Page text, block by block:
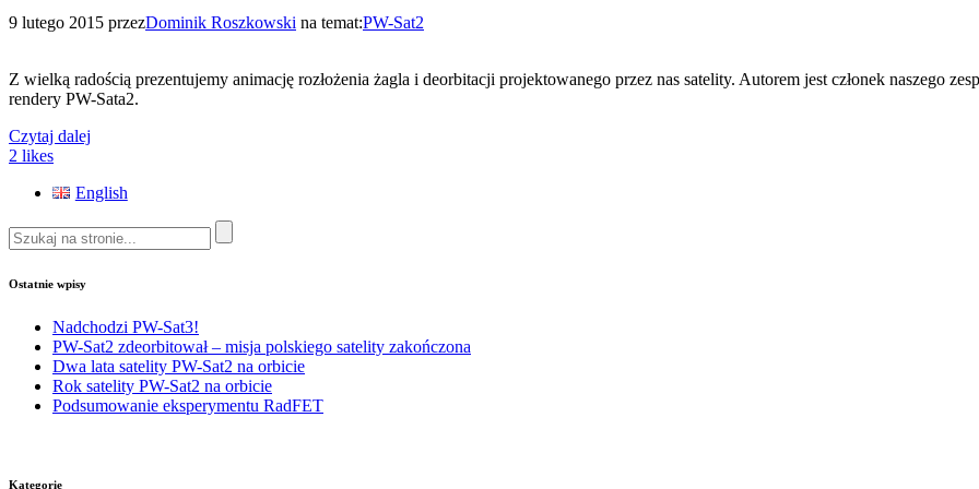
9 lutego 2015 przezDominik Roszkowski na temat:PW-Sat2
Z wielką radością prezentujemy animację rozłożenia żagla i deorbitacji projektowanego przez nas satelity. Autorem jest członek naszego
rendery PW-Sata2.
Czytaj dalej
2 likes
English
Ostatnie wpisy
Nadchodzi PW-Sat3!
PW-Sat2 zdeorbitował – misja polskiego satelity zakończona
Dwa lata satelity PW-Sat2 na orbicie
Rok satelity PW-Sat2 na orbicie
Podsumowanie eksperymentu RadFET
Kategorie